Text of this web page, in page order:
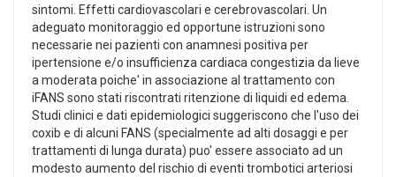
sintomi. Effetti cardiovascolari e cerebrovascolari. Un
adeguato monitoraggio ed opportune istruzioni sono
necessarie nei pazienti con anamnesi positiva per
ipertensione e/o insufficienza cardiaca congestizia da lieve
a moderata poiche' in associazione al trattamento con
iFANS sono stati riscontrati ritenzione di liquidi ed edema.
Studi clinici e dati epidemiologici suggeriscono che l'uso dei
coxib e di alcuni FANS (specialmente ad alti dosaggi e per
trattamenti di lunga durata) puo' essere associato ad un
modesto aumento del rischio di eventi trombotici arteriosi